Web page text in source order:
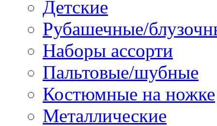
Детские
Рубашечные/
Наборы ассорти
Пальтовые/шубные
Костюмные на ножке
Металлические